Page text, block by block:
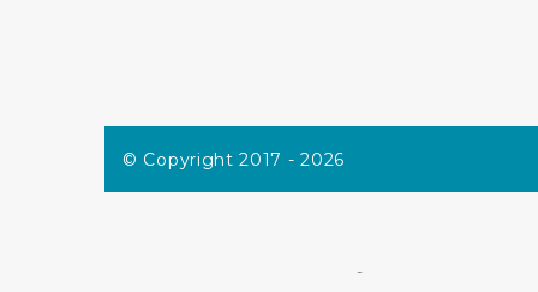
© Copyright 2017 - 2026
-